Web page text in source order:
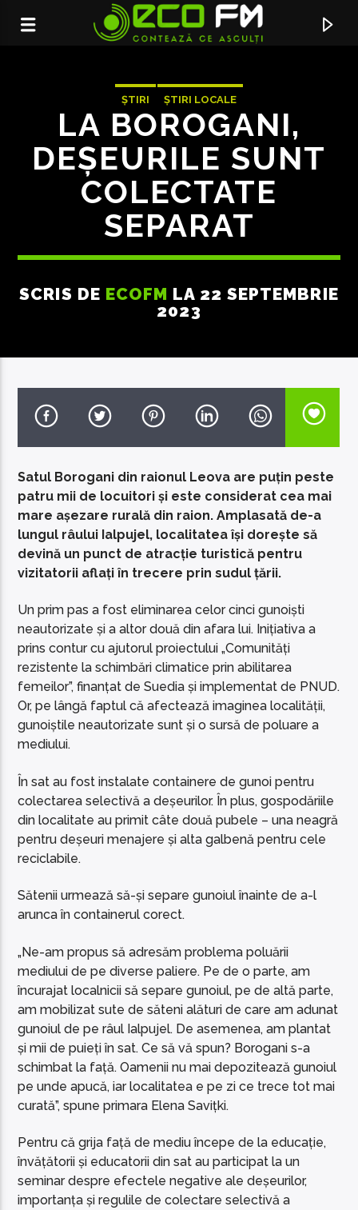
ACUM ÎN DIRECT
EcoFM Chisinau
ȘTIRI ȘTIRI LOCALE
LA BOROGANI,
DEȘEURILE SUNT
COLECTATE
SEPARAT
SCRIS DE ECOFM LA 22 SEPTEMBRIE
2023
Satul Borogani din raionul Leova are puțin peste
patru mii de locuitori și este considerat cea mai
mare așezare rurală din raion. Amplasată de-a
lungul râului Ialpujel, localitatea își dorește să
devină un punct de atracție turistică pentru
vizitatorii aflați în trecere prin sudul țării.
Un prim pas a fost eliminarea celor cinci gunoiști
neautorizate și a altor două din afara lui. Inițiativa a
prins contur cu ajutorul proiectului „Comunități
rezistente la schimbări climatice prin abilitarea
femeilor”, finanțat de Suedia și implementat de PNUD.
Or, pe lângă faptul că afectează imaginea localității,
gunoiștile neautorizate sunt și o sursă de poluare a
mediului.
În sat au fost instalate containere de gunoi pentru
colectarea selectivă a deșeurilor. În plus, gospodăriile
din localitate au primit câte două pubele – una neagră
pentru deșeuri menajere și alta galbenă pentru cele
reciclabile.
Sătenii urmează să-și separe gunoiul înainte de a-l
arunca în containerul corect.
„Ne-am propus să adresăm problema poluării
mediului de pe diverse paliere. Pe de o parte, am
încurajat localnicii să separe gunoiul, pe de altă parte,
am mobilizat sute de săteni alături de care am adunat
gunoiul de pe râul Ialpujel. De asemenea, am plantat
și mii de puieți în sat. Ce să vă spun? Borogani s-a
schimbat la față. Oamenii nu mai depozitează gunoiul
pe unde apucă, iar localitatea e pe zi ce trece tot mai
curată”, spune primara Elena Savițki.
Pentru că grija față de mediu începe de la educație,
învățătorii și educatorii din sat au participat la un
seminar despre efectele negative ale deșeurilor,
importanța și regulile de colectare selectivă a